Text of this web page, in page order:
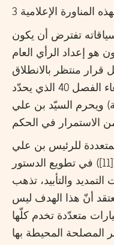
تفترض أن يكون
هو إعداد الرأي العام
قرار منتظر بالانطلاق
في عمليّة تحوير الدستور لإلغاء الفصل 40 الذي يحدّد
للترشح (75 سنة) ويحرم السيّد بن علي
للرئيس بن علي
ولحزبه منذ عهد الرئيس بورقيبة ([11]) في تطويع الدستور
والتأبيد، تذهب
نعتقد أنّ هذا الهدف ليس
متعدّدة تخدم كلّها